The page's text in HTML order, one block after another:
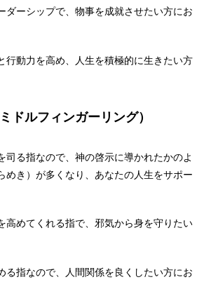
ダーシップで、物事を成就させたい方にお
行動力を高め、人生を積極的に生きたい方
ドルフィンガーリング）
司る指なので、神の啓示に導かれたかのよ
めき）が多くなり、あなたの人生をサポー
高めてくれる指で、邪気から身を守りたい
る指なので、人間関係を良くしたい方にお